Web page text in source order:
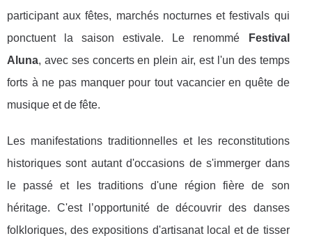
participant aux fêtes, marchés nocturnes et festivals qui
ponctuent la saison estivale. Le renommé
Festival
Aluna, avec ses concerts en plein air, est l'un des temps
forts à ne pas manquer pour tout vacancier en quête de
musique et de fête.
Les manifestations traditionnelles et les reconstitutions
historiques sont autant d'occasions de s'immerger dans
le passé et les traditions d'une région fière de son
héritage. C'est l’opportunité de découvrir des danses
folkloriques, des expositions d'artisanat local et de tisser